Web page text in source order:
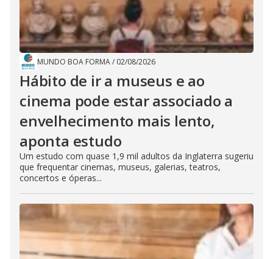
MUNDO BOA FORMA/ 02/08/2026
Hábito de ir a museus e ao
cinema pode estar associado a
envelhecimento mais lento,
aponta estudo
Um estudo com quase 1,9 mil adultos da Inglaterra sugeriu
que frequentar cinemas, museus, galerias, teatros,
concertos e óperas...